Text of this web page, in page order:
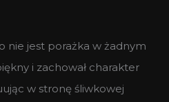
nie jest porażka w żadnym
i zachował charakter
w stronę śliwkowej